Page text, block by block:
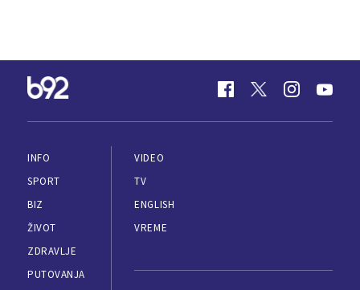
INFO
SPORT
BIZ
ŽIVOT
ZDRAVLJE
PUTOVANJA
VIDEO
TV
ENGLISH
VREME